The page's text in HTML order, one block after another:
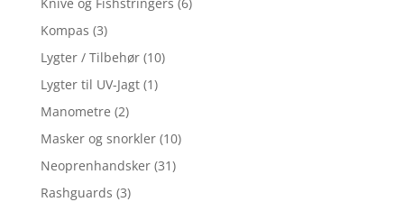
Kompas (3)
Lygter / Tilbehør (10)
Lygter til UV-Jagt (1)
Manometre (2)
Masker og snorkler (10)
Neoprenhandsker (31)
Rashguards (3)